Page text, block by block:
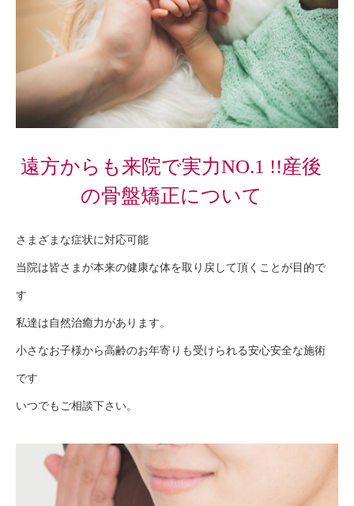
遠方からも来院で実力NO.1 !!産後
の骨盤矯正について
さまざまな症状に対応可能
当院は皆さまが本来の健康な体を取り戻して頂くことが目的で
す
私達は自然治癒力があります。
小さなお子様から高齢のお年寄りも受けられる安心安全な施術
です
いつでもご相談下さい。